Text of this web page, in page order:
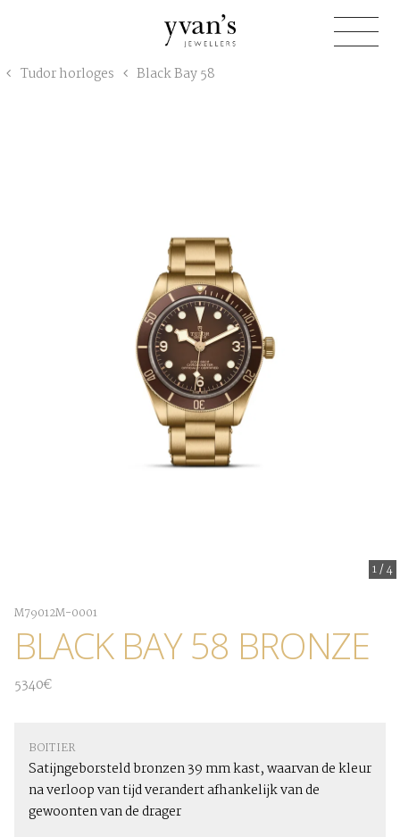
Jewellers
Tudor horloges Black Bay 58
1/4
M79012M-0001
BLACK BAY 58 BRONZE
5340€
BOITIER
Satijngeborsteld bronzen 39 mm kast, waarvan de kleur
na verloop van tijd verandert afhankelijk van de
gewoonten van de drager